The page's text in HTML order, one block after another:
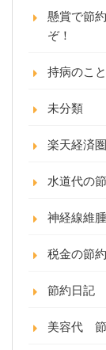
懸賞で節
ぞ！
持病のこと
未分類
楽天経済
水道代の
神経線維
税金の節約
節約日記
美容代